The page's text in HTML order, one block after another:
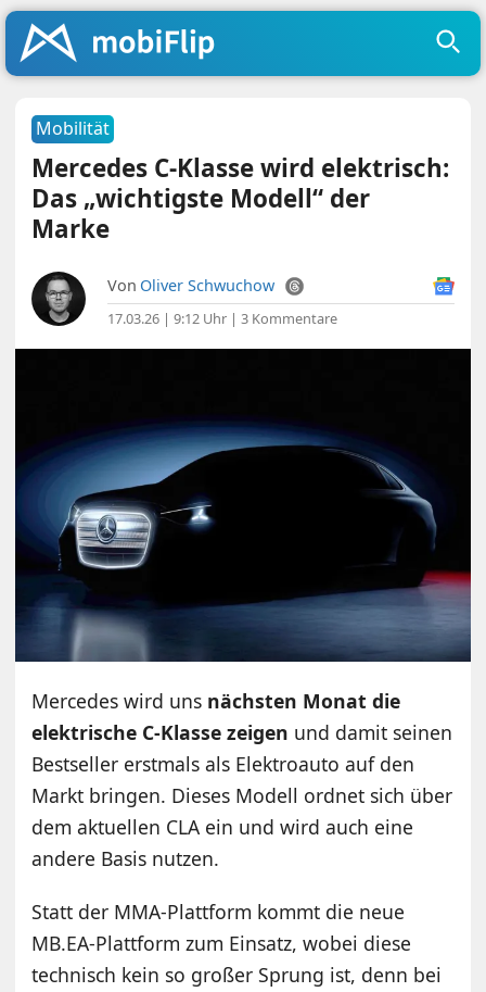
Mobilität
Mercedes C-Klasse wird elektrisch:
Das „wichtigste Modell“ der
Marke
Von Oliver Schwuchow
17.03.26 | 9:12 Uhr |3 Kommentare
Mercedes wird uns nächsten Monat die
elektrische C-Klasse zeigen und damit seinen
Bestseller erstmals als Elektroauto auf den
Markt bringen. Dieses Modell ordnet sich über
dem aktuellen CLA ein und wird auch eine
andere Basis nutzen.
Statt der MMA-Plattform kommt die neue
MB.EA-Plattform zum Einsatz, wobei diese
technisch kein so großer Sprung ist, denn bei